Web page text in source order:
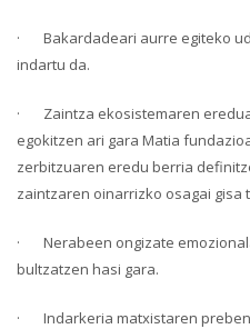
· Bakardadeari aurre egiteko
indartu da.
· Zaintza ekosistemaren
egokitzen ari gara Matia
zerbitzuaren eredu berria
zaintzaren oinarrizko osagai gisa
· Nerabeen ongizate
bultzatzen hasi gara.
· Indarkeria matxistaren